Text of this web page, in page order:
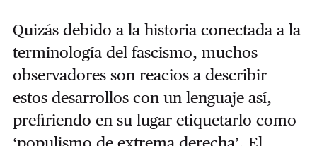
Quizás debido a la historia conectada a la
terminología del fascismo, muchos
observadores son reacios a describir
estos desarrollos con un lenguaje así,
prefiriendo en su lugar etiquetarlo como